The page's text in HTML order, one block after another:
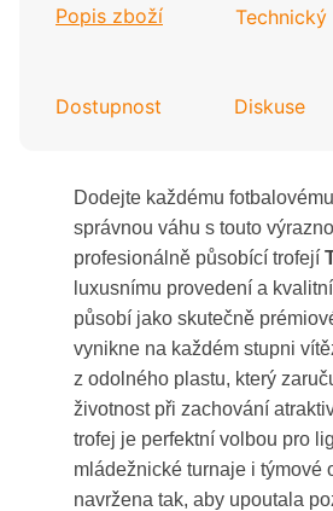
Popis zboží
Dostupnost Diskuse
Dodejte každému
správnou váhu s touto
profesionálně působící trofejí
luxusnímu provedení a
působí jako skutečně
vynikne na každém stupni
z odolného plastu, který
životnost při zachování
trofej je perfektní volbou pro
mládežnické turnaje i týmové
navržena tak, aby upoutala